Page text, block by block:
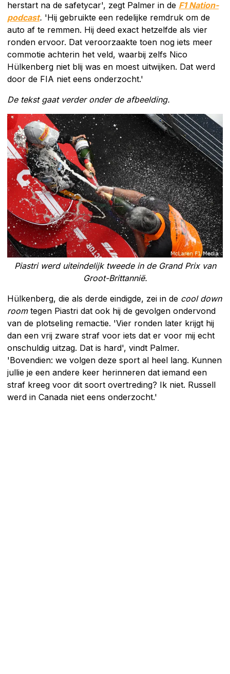
herstart na de safetycar', zegt Palmer in de F1 Nation-
podcast. 'Hij gebruikte een redelijke remdruk om de
auto af te remmen. Hij deed exact hetzelfde als vier
ronden ervoor. Dat veroorzaakte toen nog iets meer
commotie achterin het veld, waarbij zelfs Nico
Hülkenberg niet blij was en moest uitwijken. Dat werd
door de FIA niet eens onderzocht.'
De tekst gaat verder onder de afbeelding.
Piastri werd uiteindelijk tweede in de Grand Prix van
Groot-Brittannië.
Hülkenberg, die als derde eindigde, zei in de cool down
roomtegen Piastri dat ook hij de gevolgen ondervond
van de plotseling remactie. 'Vier ronden later krijgt hij
dan een vrij zware straf voor iets dat er voor mij echt
onschuldig uitzag. Dat is hard', vindt Palmer.
'Bovendien: we volgen deze sport al heel lang. Kunnen
jullie je een andere keer herinneren dat iemand een
straf kreeg voor dit soort overtreding? Ik niet. Russell
werd in Canada niet eens onderzocht.'